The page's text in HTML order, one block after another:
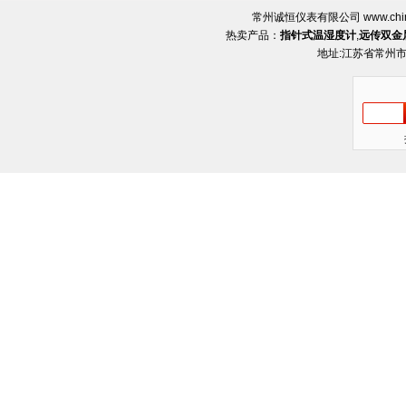
常州诚恒仪表有限公司
热卖产品：指针式温湿度计,远传双金
地址:江苏省常州